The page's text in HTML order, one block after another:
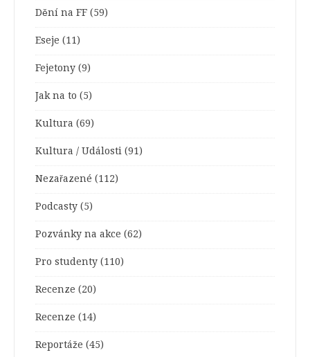
Dění na FF (59)
Eseje (11)
Fejetony (9)
Jak na to (5)
Kultura (69)
Kultura / Události (91)
Nezařazené (112)
Podcasty (5)
Pozvánky na akce (62)
Pro studenty (110)
Recenze (20)
Recenze (14)
Reportáže (45)